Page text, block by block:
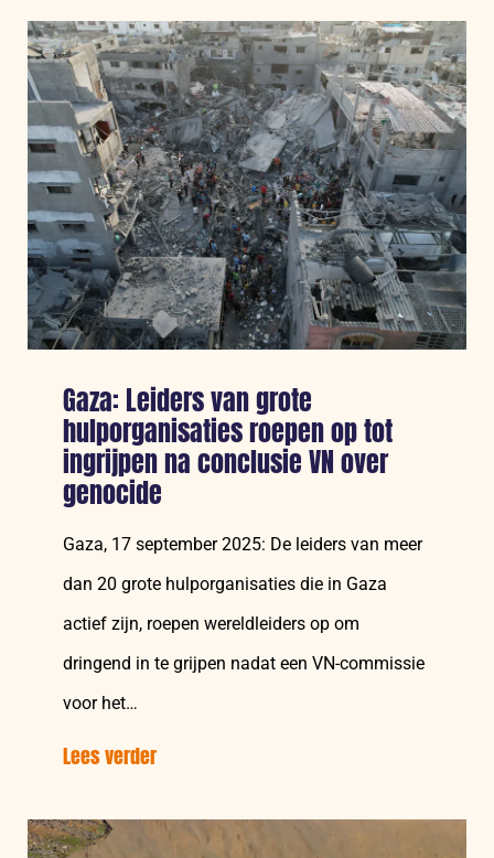
kabinet
negeert
Kamer
en
schaadt
internationale
geloofwaardigheid
Gaza: Leiders van grote
hulporganisaties roepen op tot
ingrijpen na conclusie VN over
genocide
Gaza, 17 september 2025: De leiders van meer
dan 20 grote hulporganisaties die in Gaza
actief zijn, roepen wereldleiders op om
dringend in te grijpen nadat een VN-commissie
voor het…
Lees verder
Leiders